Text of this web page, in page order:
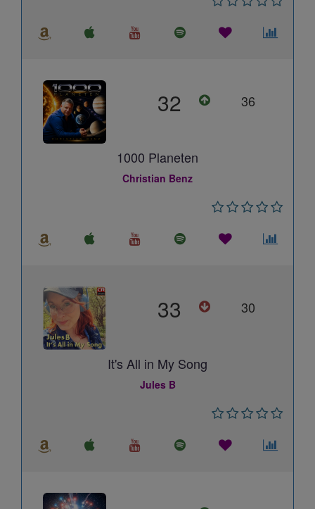
32 36
1000 Planeten
Christian Benz
33 30
It's All in My Song
Jules B